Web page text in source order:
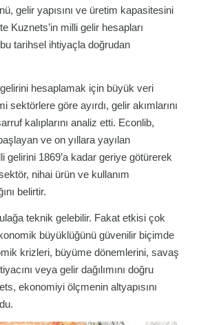
gelir yapısını ve üretim kapasitesini
Kuznets’in milli gelir hesapları
tarihsel ihtiyaçla doğrudan
hesaplamak için büyük veri
sektörlere göre ayırdı, gelir akımlarını
kalıplarını analiz etti. Econlib,
ve on yıllara yayılan
gelirini 1869’a kadar geriye götürerek
nihai ürün ve kullanım
belirtir.
teknik gelebilir. Fakat etkisi çok
büyüklüğünü güvenilir biçimde
krizleri, büyüme dönemlerini, savaş
veya gelir dağılımını doğru
ekonomiyi ölçmenin altyapısını